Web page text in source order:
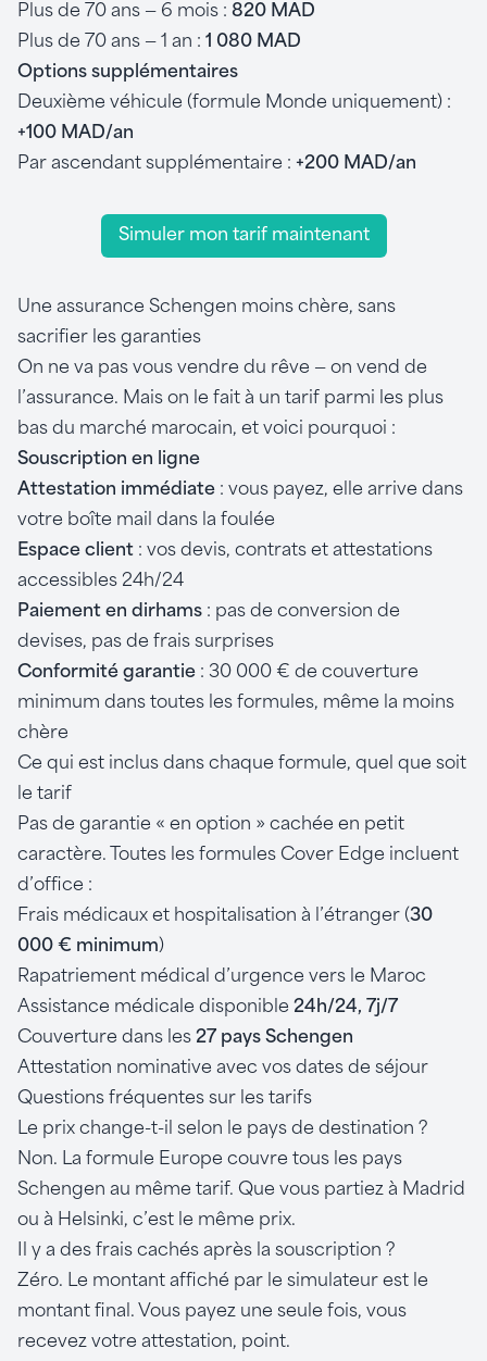
Plus de 70 ans — 6 mois : 820 MAD
Plus de 70 ans — 1 an : 1 080 MAD
Options supplémentaires
Deuxième véhicule (formule Monde uniquement) :
+100 MAD/an
Par ascendant supplémentaire : +200 MAD/an
Simuler mon tarif maintenant
Une assurance Schengen moins chère, sans
sacrifier les garanties
On ne va pas vous vendre du rêve — on vend de
l’assurance. Mais on le fait à un tarif parmi les plus
bas du marché marocain, et voici pourquoi :
Souscription en ligne
Attestation immédiate : vous payez, elle arrive dans
votre boîte mail dans la foulée
Espace client : vos devis, contrats et attestations
accessibles 24h/24
Paiement en dirhams : pas de conversion de
devises, pas de frais surprises
Conformité garantie : 30 000 € de couverture
minimum dans toutes les formules, même la moins
chère
Ce qui est inclus dans chaque formule, quel que soit
le tarif
Pas de garantie « en option » cachée en petit
caractère. Toutes les formules Cover Edge incluent
d’office :
Frais médicaux et hospitalisation à l’étranger (30
000 € minimum)
Rapatriement médical d’urgence vers le Maroc
Assistance médicale disponible 24h/24, 7j/7
Couverture dans les 27 pays Schengen
Attestation nominative avec vos dates de séjour
Questions fréquentes sur les tarifs
Le prix change-t-il selon le pays de destination ?
Non. La formule Europe couvre tous les pays
Schengen au même tarif. Que vous partiez à Madrid
ou à Helsinki, c’est le même prix.
Il y a des frais cachés après la souscription ?
Zéro. Le montant affiché par le simulateur est le
montant final. Vous payez une seule fois, vous
recevez votre attestation, point.